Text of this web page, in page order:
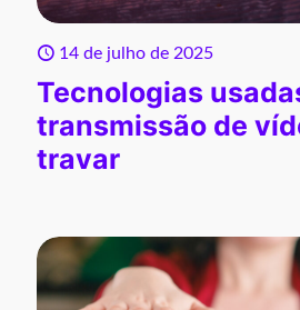
14 de julho de 2025
Tecnologias
transmissão de
travar